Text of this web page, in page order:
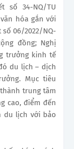
số 34-NQ/TU
hóa gắn với
06/2022/NQ-
đồng; Nghị
trưởng kinh tế
du lịch – dịch
Mục tiêu
trung tâm
cao, điểm đến
du lịch với bảo